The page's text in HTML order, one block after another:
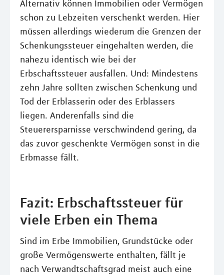
Alternativ können Immobilien oder Vermögen
schon zu Lebzeiten verschenkt werden. Hier
müssen allerdings wiederum die Grenzen der
Schenkungssteuer eingehalten werden, die
nahezu identisch wie bei der
Erbschaftssteuer ausfallen. Und: Mindestens
zehn Jahre sollten zwischen Schenkung und
Tod der Erblasserin oder des Erblassers
liegen. Anderenfalls sind die
Steuerersparnisse verschwindend gering, da
das zuvor geschenkte Vermögen sonst in die
Erbmasse fällt.
Fazit: Erbschaftssteuer für
viele Erben ein Thema
Sind im Erbe Immobilien, Grundstücke oder
große Vermögenswerte enthalten, fällt je
nach Verwandtschaftsgrad meist auch eine